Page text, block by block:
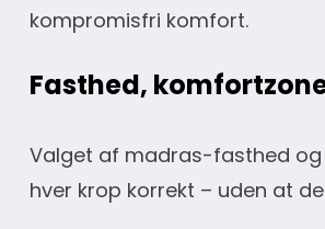
kompromisfri komfort.
Fasthed,
Valget af madras-fasthed og
hver krop korrekt – uden at